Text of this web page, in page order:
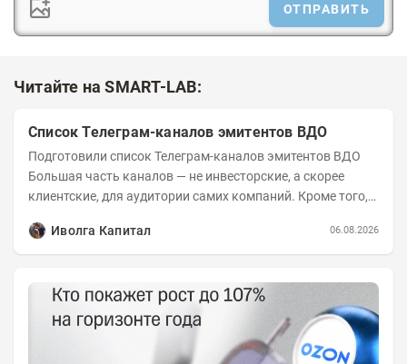
ОТПРАВИТЬ
Читайте на SMART-LAB:
Список Телеграм-каналов эмитентов ВДО
Подготовили список Телеграм-каналов эмитентов ВДО
Большая часть каналов — не инвесторские, а скорее
клиентские, для аудитории самих компаний. Кроме того,
Иволга Капитал
06.08.2026